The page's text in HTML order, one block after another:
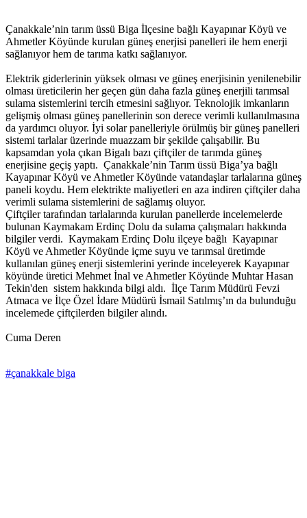
Çanakkale’nin tarım üssü Biga İlçesine bağlı Kayapınar Köyü ve
Ahmetler Köyünde kurulan güneş enerjisi panelleri ile hem enerji
sağlanıyor hem de tarıma katkı sağlanıyor.
Elektrik giderlerinin yüksek olması ve güneş enerjisinin yenilenebilir
olması üreticilerin her geçen gün daha fazla güneş enerjili tarımsal
sulama sistemlerini tercih etmesini sağlıyor. Teknolojik imkanların
gelişmiş olması güneş panellerinin son derece verimli kullanılmasına
da yardımcı oluyor. İyi solar panelleriyle örülmüş bir güneş panelleri
sistemi tarlalar üzerinde muazzam bir şekilde çalışabilir. Bu
kapsamdan yola çıkan Bigalı bazı çiftçiler de tarımda güneş
enerjisine geçiş yaptı. Çanakkale’nin Tarım üssü Biga’ya bağlı
Kayapınar Köyü ve Ahmetler Köyünde vatandaşlar tarlalarına güneş
paneli koydu. Hem elektrikte maliyetleri en aza indiren çiftçiler daha
verimli sulama sistemlerini de sağlamış oluyor.
Çiftçiler tarafından tarlalarında kurulan panellerde incelemelerde
bulunan Kaymakam Erdinç Dolu da sulama çalışmaları hakkında
bilgiler verdi. Kaymakam Erdinç Dolu ilçeye bağlı Kayapınar
Köyü ve Ahmetler Köyünde içme suyu ve tarımsal üretimde
kullanılan güneş enerji sistemlerini yerinde inceleyerek Kayapınar
köyünde üretici Mehmet İnal ve Ahmetler Köyünde Muhtar Hasan
Tekin'den sistem hakkında bilgi aldı. İlçe Tarım Müdürü Fevzi
Atmaca ve İlçe Özel İdare Müdürü İsmail Satılmış’ın da bulunduğu
incelemede çiftçilerden bilgiler alındı.
Cuma Deren
#çanakkale biga